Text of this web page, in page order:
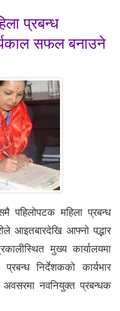
प्रबन्ध
सफल बनाउने
पहिलोपटक महिला प्रबन्ध
आइतबारदेखि आफ्नो पद्भार
मुख्य कार्यालयमा
निर्देशकको कार्यभार
नवनियुक्त प्रबन्धक